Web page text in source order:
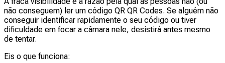
não conseguem) ler um código QR QR Codes. Se alguém não
conseguir identificar rapidamente o seu código ou tiver
dificuldade em focar a câmara nele, desistirá antes mesmo
de tentar.
Eis o que funciona: